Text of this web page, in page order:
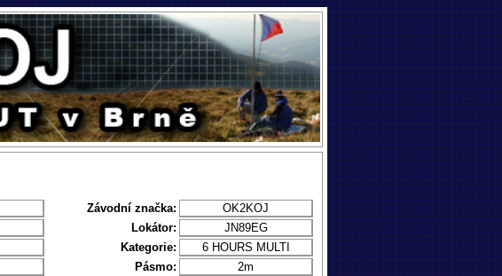
Závodní značka:
OK2KOJ
Lokátor:
JN89EG
Kategorie:
6 HOURS MULTI
Pásmo: 2m